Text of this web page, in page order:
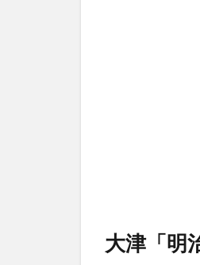
大津「明